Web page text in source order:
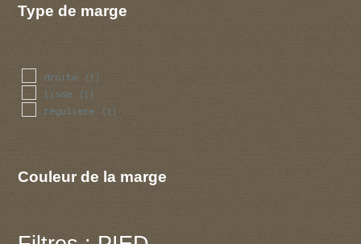
Type de marge
droite (1)
lisse (1)
reguliere (1)
Couleur de la marge